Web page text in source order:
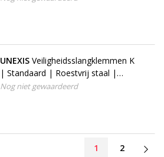
UNEXIS Veiligheidsslangklemmen K
| Standaard | Roestvrij staal |
Geleidend
Nog niet gewaardeerd
1 2